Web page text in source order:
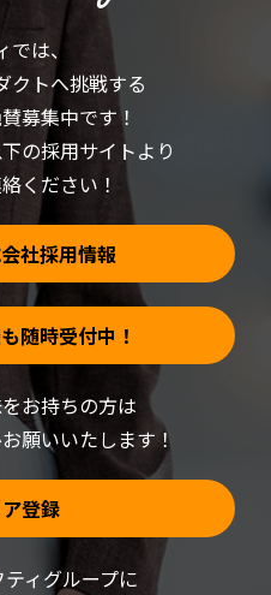
では、
クトへ挑戦する
募集中です！
の採用サイトより
ください！
社採用情報
随時受付中！
お持ちの方は
願いいたします！
登録
ィグループに